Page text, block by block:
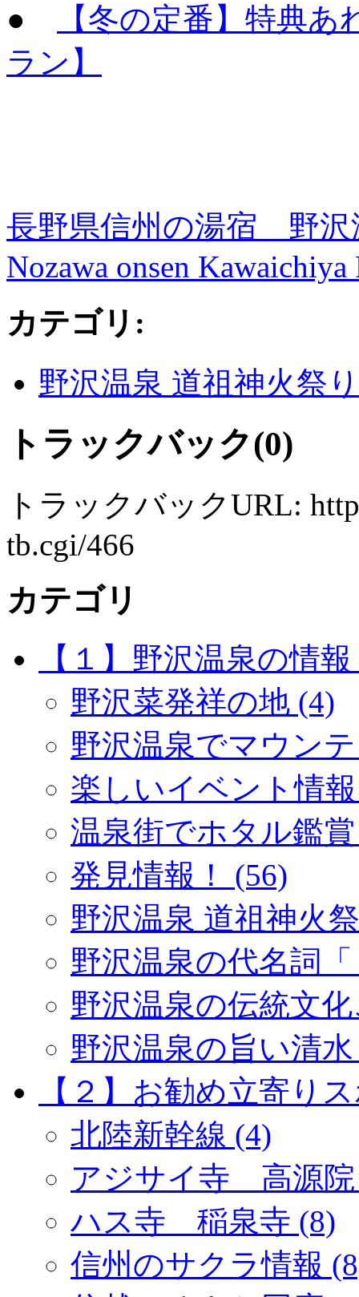
●
【冬の定番】特典
ラン】
長野県信州の湯宿 野沢
Nozawa onsen Kawaichiya
カテゴリ :
野沢温泉 道祖神火祭り
トラックバック(0)
トラックバックURL:
tb.cgi/466
カテゴリ
【１】野沢温泉の情
野沢菜発祥の地 (4)
野沢温泉でマウン
楽しいイベント情
温泉街でホタル鑑
発見情報！ (56)
野沢温泉 道祖神火
野沢温泉の代名詞
野沢温泉の伝統文
野沢温泉の旨い清水
【２】お勧め立寄り
北陸新幹線 (4)
アジサイ寺 高源院
ハス寺 稲泉寺 (8)
信州のサクラ情報